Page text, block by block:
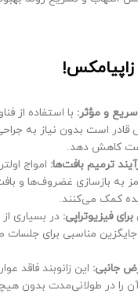
زاپیامکس!
و مؤثر:
است بدون نیاز به جراحی
کاهش دهد.
ترمیم بافت‌ها:امواج
به بازسازی غضروف‌ها و
کمک می‌کنند.
فیزیوتراپی:در بسیاری از
مناسبی برای جلسات
جانبی:این زانوبند فاقد
را در طولانی‌مدت بدون